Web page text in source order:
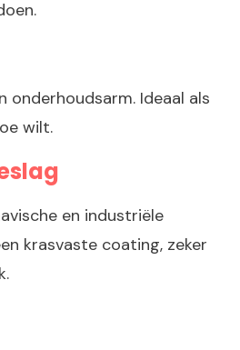
onderhoudsarm. Ideaal als
wilt.
en industriële
krasvaste coating, zeker